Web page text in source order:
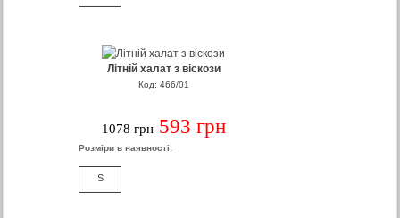
Літній халат з віскози
Код: 466/01
1078 грн 593 грн
Розміри в наявності:
S